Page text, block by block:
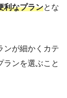
利なプランとな
ンが細かくカテ
ランを選ぶこと